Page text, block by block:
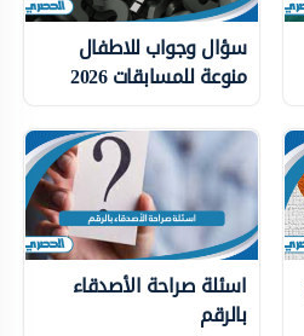
سؤال وجواب للاطفال
منوعة للمسابقات 2026
اسئلة صراحة الأصدقاء
بالرقم